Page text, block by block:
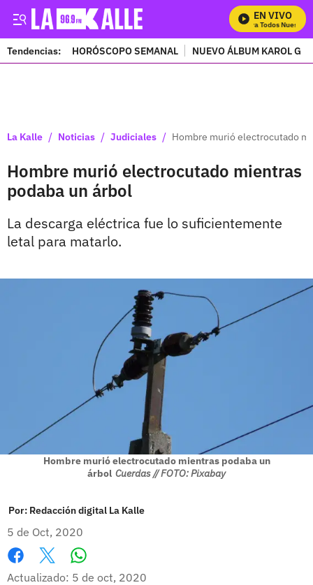
EN VIVO
Mira Todos Nuestros
Tendencias: HORÓSCOPO SEMANAL NUEVO ÁLBUM KAROL G
La Kalle / Noticias / Judiciales / Hombre murió electrocutado
Hombre murió electrocutado mientras
podaba un árbol
La descarga eléctrica fue lo suficientemente
letal para matarlo.
Hombre murió electrocutado mientras podaba un
árbol Cuerdas // FOTO: Pixabay
Por: Redacción digital La Kalle
5 de Oct, 2020
Facebook
X
Actualizado: 5 de oct, 2020